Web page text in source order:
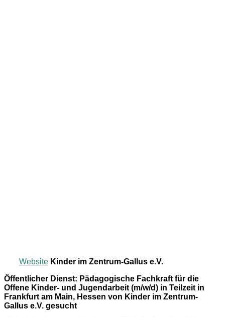
Website Kinder im Zentrum-Gallus e.V.
Öffentlicher Dienst: Pädagogische Fachkraft für die
Offene Kinder- und Jugendarbeit (m/w/d) in Teilzeit in
Frankfurt am Main, Hessen von Kinder im Zentrum-
Gallus e.V. gesucht